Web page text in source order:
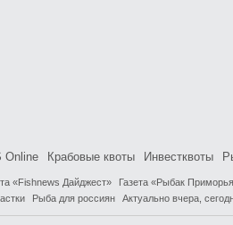
Online Крабовые квоты Инвестквоты
«Fishnews Дайджест»
Газета «Рыбак
Рыба для россиян Актуально вчера,